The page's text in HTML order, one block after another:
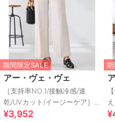
期間限定SALE
アー・ヴェ・ヴェ
［支持率NO.1/接触冷感/速
乾/UVカット/イージーケア］
スッキリ見えストレートパン
¥3,952
期